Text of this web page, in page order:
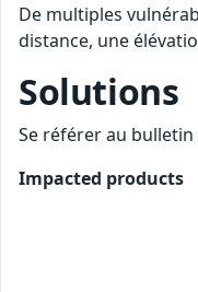
De multiples
distance, une
Solutions
Se référer au
Impacted products